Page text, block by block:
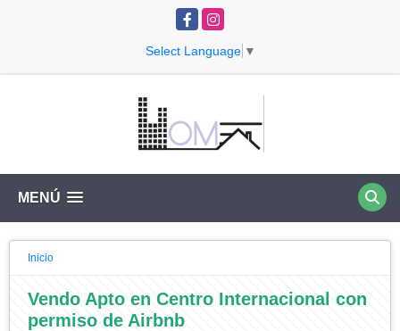
FacebookInstagram
Select Language ▼
MENÚ
Inicio
Vendo Apto en Centro Internacional con
permiso de Airbnb